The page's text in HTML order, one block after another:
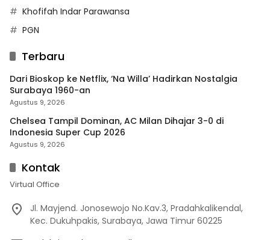
Khofifah Indar Parawansa
PGN
Terbaru
Dari Bioskop ke Netflix, ‘Na Willa’ Hadirkan Nostalgia
Surabaya 1960-an
Agustus 9, 2026
Chelsea Tampil Dominan, AC Milan Dihajar 3-0 di
Indonesia Super Cup 2026
Agustus 9, 2026
Kontak
Virtual Office
Jl. Mayjend. Jonosewojo No.Kav.3, Pradahkalikendal,
Kec. Dukuhpakis, Surabaya, Jawa Timur 60225